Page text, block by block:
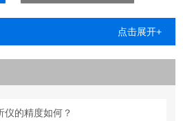
点击展开+
仪的精度如何？